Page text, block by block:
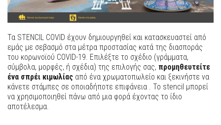
Τα STENCIL COVID έχουν δημιουργηθεί και κατασκευαστεί από
εμάς με σεβασμό στα μέτρα προστασίας κατά της διασποράς
του κορωνοϊού COVID-19. Επιλέξτε το σχέδιο (γράμματα,
σύμβολα, μορφές, ή σχέδια) της επιλογής σας, προμηθευτείτε
ένα σπρέι κιμωλίας από ένα χρωματοπωλείο και ξεκινήστε να
κάνετε στάμπες σε οποιαδήποτε επιφάνεια . Το stencil μπορεί
να χρησιμοποιηθεί πάνω από μια φορά έχοντας το ίδιο
αποτέλεσμα.